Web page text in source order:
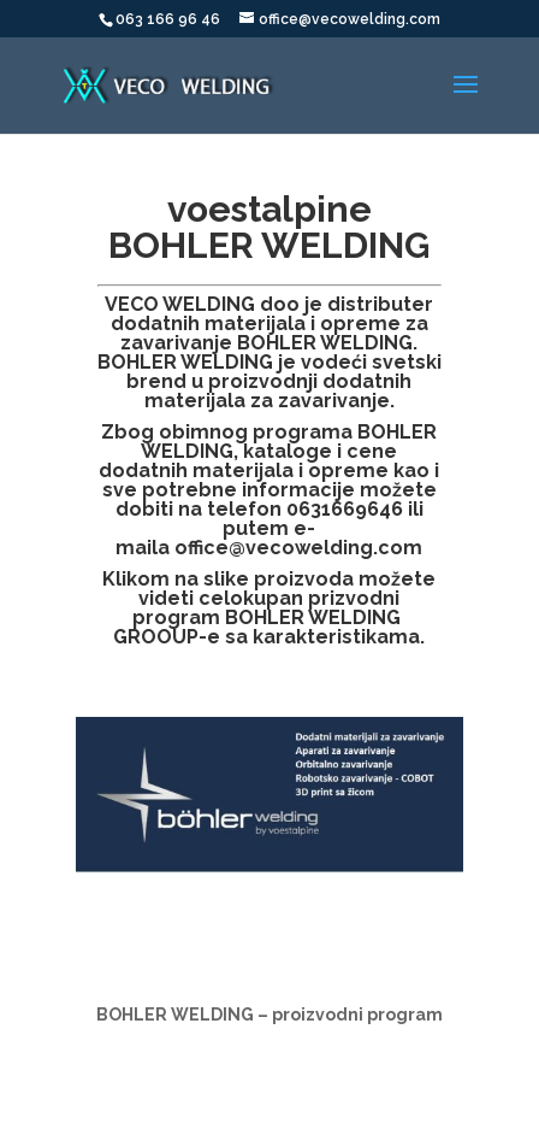
063 166 96 46 office@vecowelding.com
voestalpine
BOHLER WELDING
VECO WELDING doo je distributer
dodatnih materijala i opreme za
zavarivanje BOHLER WELDING.
BOHLER WELDING je vodeći svetski
brend u proizvodnji dodatnih
materijala za zavarivanje.
Zbog obimnog programa BOHLER
WELDING, kataloge i cene
dodatnih materijala i opreme kao i
sve potrebne informacije možete
dobiti na telefon 0631669646 ili
putem e-
maila office@vecowelding.com
Klikom na slike proizvoda možete
videti celokupan prizvodni
program BOHLER WELDING
GROOUP-e sa karakteristikama.
BOHLER WELDING – proizvodni program